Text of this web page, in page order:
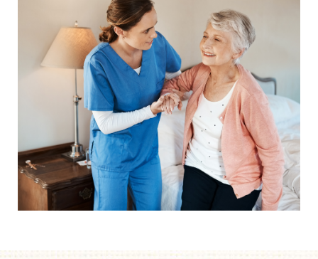
Mensen hebben snel de neiging om te zeggen dat hun
bed wel prima is. Of dat de instelling al over eigen
zorgbedden beschikt. Gelukkig maar zeggen wij dan,
maar legt u zich er niet te snel bij neer als uw situatie net
even anders is. Een speciaal zorgbed gaat namelijk veel
verder dan een standaard bed. Het bed is zo ingesteld dat
het kan draaien, kantelen en rechtop kan staan.
Afgestemd op de behoefte van het moment, zodat het de
zorghandelingen makkelijker en prettiger maakt. Dus start
uw aanvraag en wij helpen u op weg. Zonder dat iets
moet en zonder directe verplichtingen.
Als u er over nadenkt om een speciaal zorgbed te gaan
betaalt.
Onze ervaring leert dat mensen door een speciaal